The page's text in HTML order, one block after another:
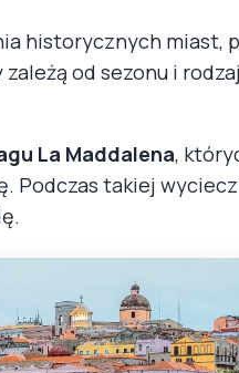
historycznych miast,
od sezonu i
La Maddalena,
Podczas takiej